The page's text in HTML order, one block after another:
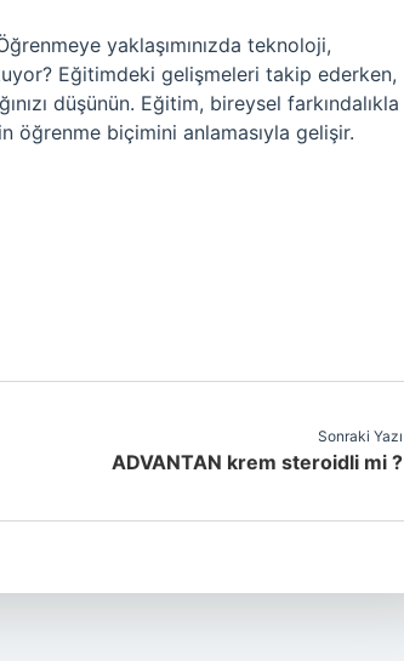
yaklaşımınızda teknoloji,
Eğitimdeki gelişmeleri takip ederken,
düşünün. Eğitim, bireysel farkındalıkla
öğrenme biçimini anlamasıyla gelişir.
Sonraki Yazı
ADVANTAN krem steroidli mi ?